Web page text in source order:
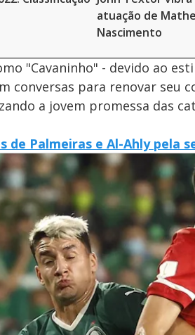
atuação de
Nascimento
"Cavaninho" - devido ao
conversas para renovar seu
a jovem promessa das
de Palmeiras e Al-Ahly pela